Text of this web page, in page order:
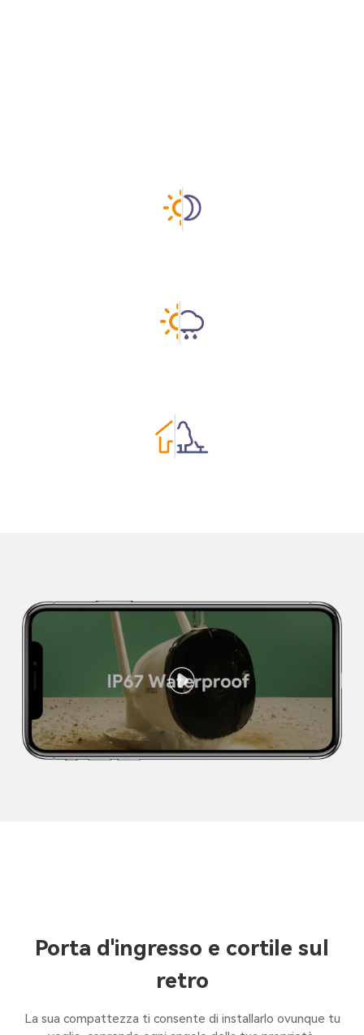
Porta d'ingresso e cortile sul
retro
La sua compattezza ti consente di installarlo ovunque tu